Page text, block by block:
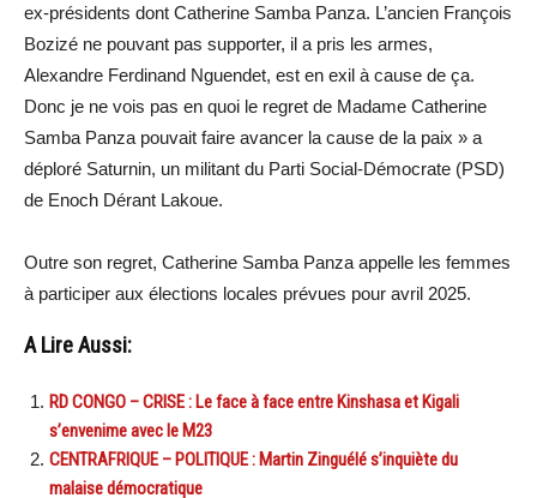
ex-présidents dont Catherine Samba Panza. L’ancien François
Bozizé ne pouvant pas supporter, il a pris les armes,
Alexandre Ferdinand Nguendet, est en exil à cause de ça.
Donc je ne vois pas en quoi le regret de Madame Catherine
Samba Panza pouvait faire avancer la cause de la paix » a
déploré Saturnin, un militant du Parti Social-Démocrate (PSD)
de Enoch Dérant Lakoue.
Outre son regret, Catherine Samba Panza appelle les femmes
à participer aux élections locales prévues pour avril 2025.
A Lire Aussi:
RD CONGO – CRISE : Le face à face entre Kinshasa et Kigali
s’envenime avec le M23
CENTRAFRIQUE – POLITIQUE : Martin Zinguélé s’inquiète du
malaise démocratique